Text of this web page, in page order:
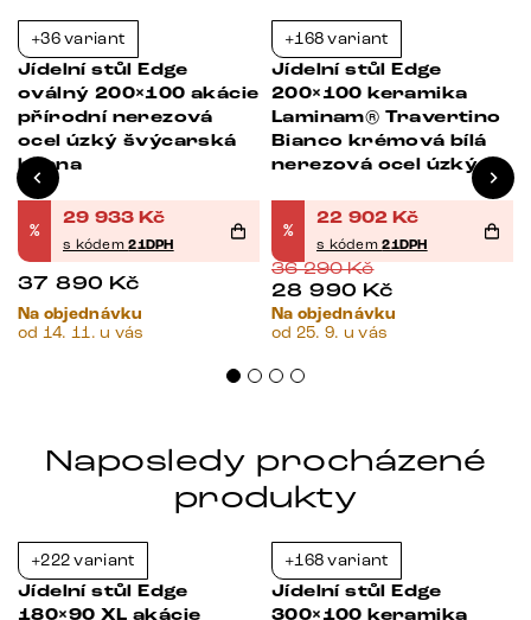
+36 variant
Jídelní stůl Edge
oválný 200×100 akácie
přírodní nerezová
ocel úzký švýcarská
hrana
%
29 933 Kč
s kódem21DPH
37 890 Kč
Na objednávku
od 14. 11. u vás
+168 variant
Jídelní stůl Edge
200×100 keramika
Laminam® Travertino
Bianco krémová bílá
nerezová ocel úzký
%
22 902 Kč
s kódem21DPH
36 290Kč
28 990 Kč
Na objednávku
od 25. 9. u vás
Naposledy procházené
produkty
+222 variant
Jídelní stůl Edge
180×90 XL akácie
+168 variant
Jídelní stůl Edge
300×100 keramika